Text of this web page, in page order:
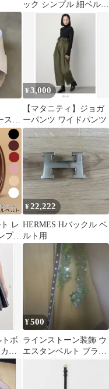
ック シンプル 細ベルト
おしゃれ ゴールドバッ
ス
クロ
¥3,000
【マタニティ】ジョガ
ーパンツ ワイドパンツ
レ
プル
ン
ア
¥22,222
HERMES Hバックル ベ
ルト用
ボ
パ
¥500
ラインストーン装飾 ウ
エスタンベルト ブラッ